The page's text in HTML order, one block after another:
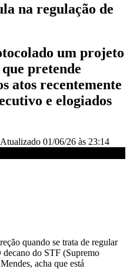
na regulação de
um projeto
pretende
atos recentemente
e elogiados
Atualizado 01/06/26 às 23:14
quando se trata de regular
do STF (Supremo
acha que está